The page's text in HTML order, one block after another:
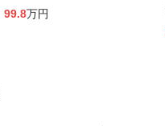
99.8万円